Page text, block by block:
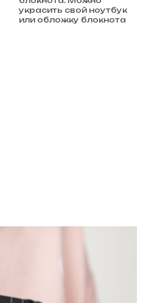
украсить свой ноутбук
или обложку блокнота